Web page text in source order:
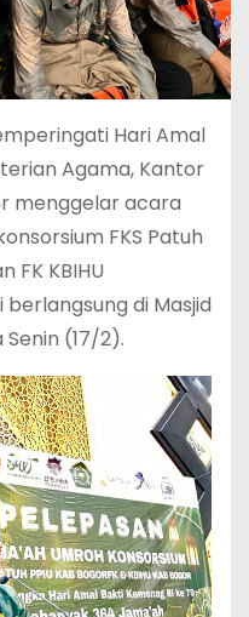
Hari Amal
Agama, Kantor
menggelar acara
FKS Patuh
FK KBIHU
di Masjid
Senin (17/2).